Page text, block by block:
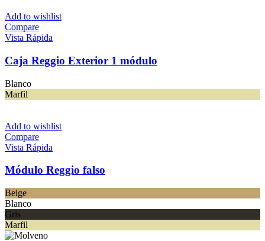
Add to wishlist
Compare
Vista Rápida
Caja Reggio Exterior 1 módulo
Blanco
Marfil
Add to wishlist
Compare
Vista Rápida
Módulo Reggio falso
Beige
Blanco
Gris
Marfil